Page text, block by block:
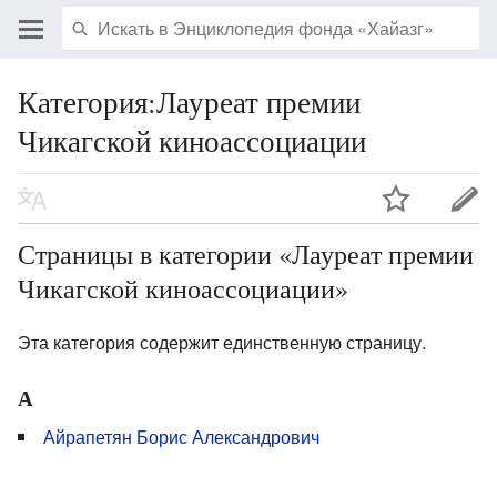
Категория:Лауреат премии
Чикагской киноассоциации
Страницы в категории «Лауреат премии
Чикагской киноассоциации»
Эта категория содержит единственную страницу.
А
Айрапетян Борис Александрович